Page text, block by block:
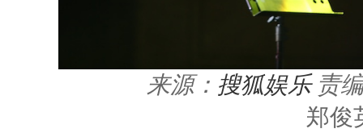
来源： 搜狐娱乐 责
郑俊